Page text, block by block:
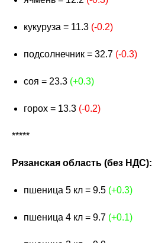
кукуруза = 11.3 (-0.2)
подсолнечник = 32.7 (-0.3)
соя = 23.3 (+0.3)
горох = 13.3 (-0.2)
*****
Рязанская область (без НДС):
пшеница 5 кл = 9.5 (+0.3)
пшеница 4 кл = 9.7 (+0.1)